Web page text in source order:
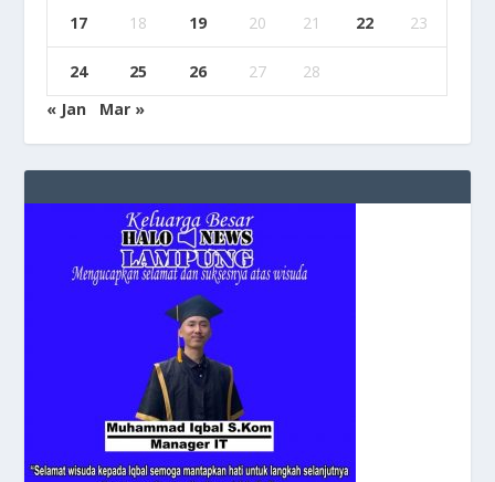
17 18 19 20 21 22 23
24 25 26 27
28
« Jan
Mar »